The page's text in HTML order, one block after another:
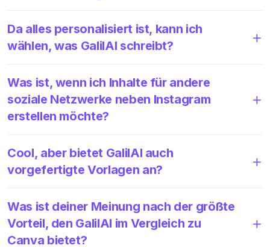
Da alles personalisiert ist, kann ich
wählen, was GalilAI schreibt?
Was ist, wenn ich Inhalte für andere
soziale Netzwerke neben Instagram
erstellen möchte?
Cool, aber bietet GalilAI auch
vorgefertigte Vorlagen an?
Was ist deiner Meinung nach der größte
Vorteil, den GalilAI im Vergleich zu
Canva bietet?